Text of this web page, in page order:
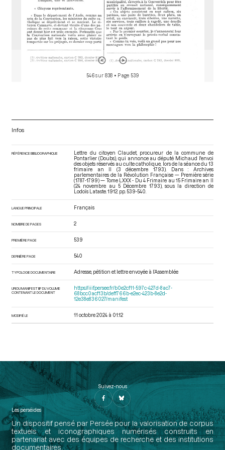
546 sur 838 • Page 539
Infos
RÉFÉRENCE BIBLIOGRAPHIQUE
Lettre du citoyen Claudet, procureur de la commune de
Pontarlier (Doubs), qui annonce au député Michaud l'envoi
des objets réservés au culte catholique, lors de la séance du 13
frimaire an II (3 décembre 1793). Dans : Archives
parlementaires de la Révolution Française — Première série
(1787-1799) — Tome LXXX - Du 4 Frimaire au 15 Frimaire an II
(24 novembre au 5 Décembre 1793), sous la direction de
Lodoïs Lataste. 1912. pp. 539-540.
LANGUE PRINCIPALE Français
NOMBRE DE PAGES 2
PREMIÈRE PAGE 539
DERNIÈRE PAGE 540
TYPOLOGIE DOCUMENTAIRE Adresse, pétition et lettre envoyée à l’Assemblée
URI DU MANIFEST IIIF DU VOLUME
CONTENANT LE DOCUMENT
https://iiif.persee.fr/b0e2cf11-597c-427d-8ac7-
68bcc0acf13b/deff766b-e2ec-423b-8e2d-
12e38e836027/manifest
MODIFIÉ LE 11 octobre 2024 à 01:12
Suivez-nous
Les perséides
Un dispositif pensé par Persée pour la valorisation de corpus
textuels et iconographiques numérisés construits en
partenariat avec des équipes de recherche et des institutions
documentaires.